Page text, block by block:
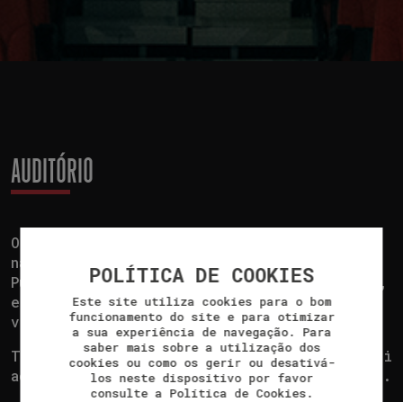
POLÍTICA DE COOKIES
Este site utiliza cookies para o bom
funcionamento do site e para otimizar
a sua experiência de navegação. Para
saber mais sobre a utilização dos
cookies ou como os gerir ou desativá-
los neste dispositivo por favor
consulte a Política de Cookies.
AUDITÓRIO
O Auditório Fernando Landeira está situado
na Travessa da Trapa (perto do Jardim
Público), numa antiga fábrica de lanifícios,
e encontra-se devidamente sinalizado em
vários pontos da cidade.
Tem capacidade para 90 espectadores e possui
acesso para pessoas com mobilidade reduzida.